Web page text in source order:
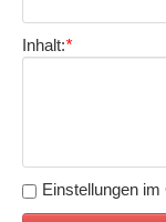
Inhalt:*
Einstellungen